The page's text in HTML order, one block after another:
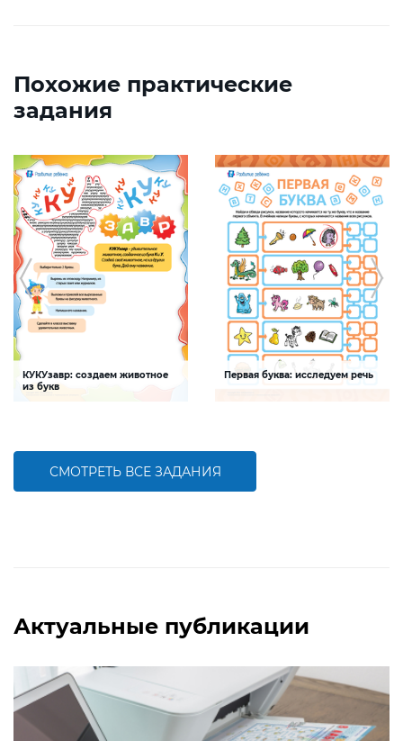
Похожие практические
задания
КУКУзавр: создаем животное
из букв
Первая буква: исследуем речь
СМОТРЕТЬ ВСЕ ЗАДАНИЯ
Актуальные публикации